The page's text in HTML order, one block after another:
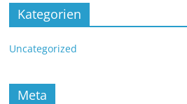
Kategorien
Uncategorized
Meta